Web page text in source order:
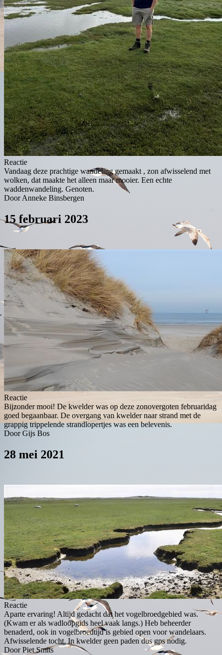
Reactie
Vandaag deze prachtige wandeling gemaakt , zon afwisselend met
wolken, dat maakte het alleen maar mooier. Een echte
waddenwandeling. Genoten.
Door Anneke Binsbergen
15 februari 2023
Reactie
Bijzonder mooi! De kwelder was op deze zonovergoten februaridag
goed begaanbaar. De overgang van kwelder naar strand met de
grappig trippelende strandlopertjes was een belevenis.
Door Gijs Bos
28 mei 2021
Reactie
Aparte ervaring! Altijd gedacht dat het vogelbroedgebied was.
(Kwam er als wadloopgids heel vaak langs.) Heb beheerder
benaderd, ook in vogelbroedtijd is gebied open voor wandelaars.
Afwisselende tocht. In kwelder geen paden dus gps nodig.
Door Piet Smits